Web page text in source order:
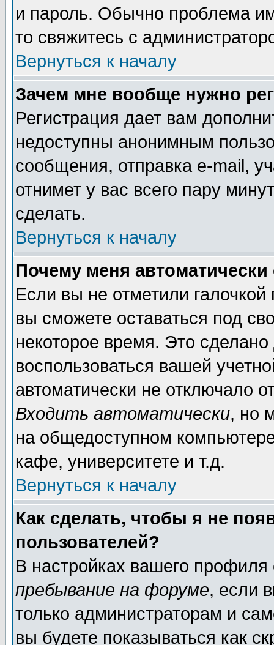
и пароль. Обычно проблема
то свяжитесь с
Вернуться к началу
Зачем мне вообще нужно
Регистрация дает вам
недоступны анонимным
сообщения, отправка e-mail,
отнимет у вас всего пару
сделать.
Вернуться к началу
Почему меня автоматически
Если вы не отметили галочкой
вы сможете оставаться под
некоторое время. Это
воспользоваться вашей
автоматически не отключало
Входить автоматически, но
на общедоступном
кафе, университете и т.д.
Вернуться к началу
Как сделать, чтобы я не
пользователей?
В настройках вашего
пребывание на форуме, если
только администраторам и
вы будете показываться как